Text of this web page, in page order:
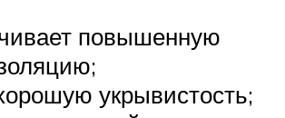
повышенную
укрывистость;